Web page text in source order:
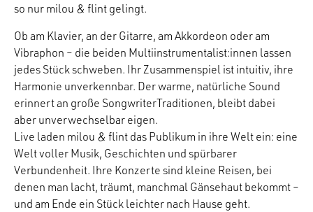
so nur milou & flint gelingt.
Ob am Klavier, an der Gitarre, am Akkordeon oder am
Vibraphon – die beiden Multiinstrumentalist:innen lassen
jedes Stück schweben. Ihr Zusammenspiel ist intuitiv, ihre
Harmonie unverkennbar. Der warme, natürliche Sound
erinnert an große SongwriterTraditionen, bleibt dabei
aber unverwechselbar eigen.
Live laden milou & flint das Publikum in ihre Welt ein: eine
Welt voller Musik, Geschichten und spürbarer
Verbundenheit. Ihre Konzerte sind kleine Reisen, bei
denen man lacht, träumt, manchmal Gänsehaut bekommt –
und am Ende ein Stück leichter nach Hause geht.